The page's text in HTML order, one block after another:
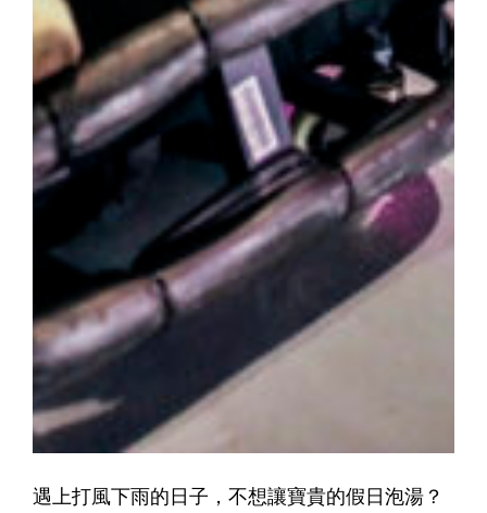
遇上打風下雨的日子，不想讓寶貴的假日泡湯？